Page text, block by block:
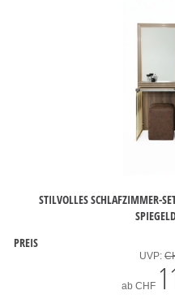
STILVOLLES SCHLAFZIMMER-
PREIS
UVP:
ab CHF